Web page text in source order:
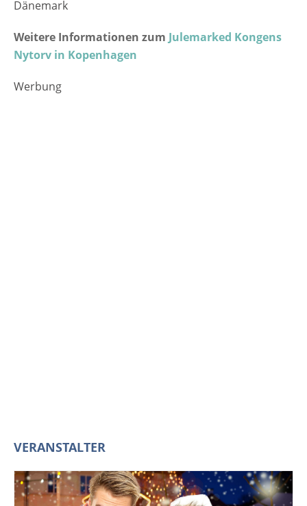
Dänemark
Weitere Informationen zum Julemarked Kongens
Nytorv in Kopenhagen
Werbung
VERANSTALTER